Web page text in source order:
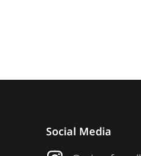
Social Media